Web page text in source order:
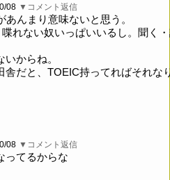
08 ▼コメント返信
んまり意味ないと思う。
れない奴いっぱいいるし。聞く
からね。
舎だと、TOEIC持ってればそれな
08 ▼コメント返信
ってるからな